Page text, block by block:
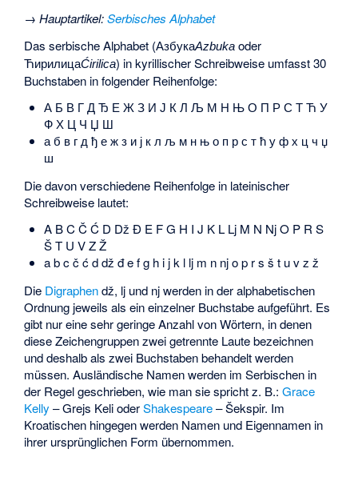
→Hauptartikel:Serbisches Alphabet
Das serbische Alphabet (АзбукаAzbuka oder
ЋирилицаĆirilica) in kyrillischer Schreibweise umfasst 30
Buchstaben in folgender Reihenfolge:
А Б В Г Д Ђ Е Ж З И Ј К Л Љ М Н Њ О П Р С Т Ћ У
Ф Х Ц Ч Џ Ш
а б в г д ђ е ж з и ј к л љ м н њ о п р с т ћ у ф х ц ч џ
ш
Die davon verschiedene Reihenfolge in lateinischer
Schreibweise lautet:
A B C Č Ć D Dž Đ E F G H I J K L Lj M N Nj O P R S
Š T U V Z Ž
a b c č ć d dž đ e f g h i j k l lj m n nj o p r s š t u v z ž
Die Digraphendž, lj und nj werden in der alphabetischen
Ordnung jeweils als ein einzelner Buchstabe aufgeführt. Es
gibt nur eine sehr geringe Anzahl von Wörtern, in denen
diese Zeichengruppen zwei getrennte Laute bezeichnen
und deshalb als zwei Buchstaben behandelt werden
müssen. Ausländische Namen werden im Serbischen in
der Regel geschrieben, wie man sie spricht z. B.:Grace
Kelly – Grejs Keli oderShakespeare– Šekspir. Im
Kroatischen hingegen werden Namen und Eigennamen in
ihrer ursprünglichen Form übernommen.